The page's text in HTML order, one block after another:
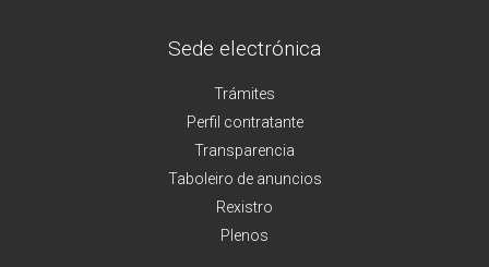
Sede electrónica
Trámites
Perfil contratante
Transparencia
Taboleiro de anuncios
Rexistro
Plenos